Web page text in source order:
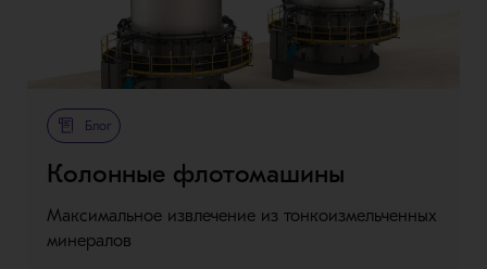
Блог
Колонные флотомашины
Максимальное извлечение из тонкоизмельченных
минералов